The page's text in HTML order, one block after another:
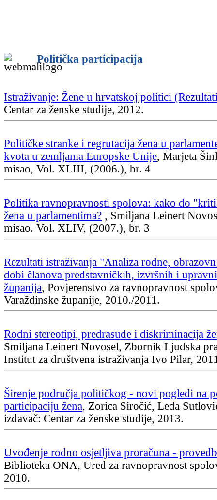
Politička participacija
Istraživanje: Žene u hrvatskoj politici
Centar za ženske studije, 2012.
Političke stranke i regrutacija žena u
kvota u zemljama Europske Unije, Marjeta
misao, Vol. XLIII, (2006.), br. 4
Politika ravnopravnosti spolova: kako do
žena u parlamentima? , Smiljana Leinert
misao. Vol. XLIV, (2007.), br. 3
Rezultati istraživanja "Analiza rodne,
dobi članova predstavničkih, izvršnih i
županija, Povjerenstvo za ravnopravnost
Varaždinske županije, 2010./2011.
Rodni stereotipi, predrasude i diskriminacija
Smiljana Leinert Novosel, Zbornik Ljudska
Institut za društvena istraživanja Ivo Pilar,
Širenje područja političkog - novi pogledi na
participaciju žena, Zorica Siročić, Leda
izdavač: Centar za ženske studije, 2013.
Uvođenje rodno osjetljiva proračuna -
Biblioteka ONA, Ured za ravnopravnost
2010.